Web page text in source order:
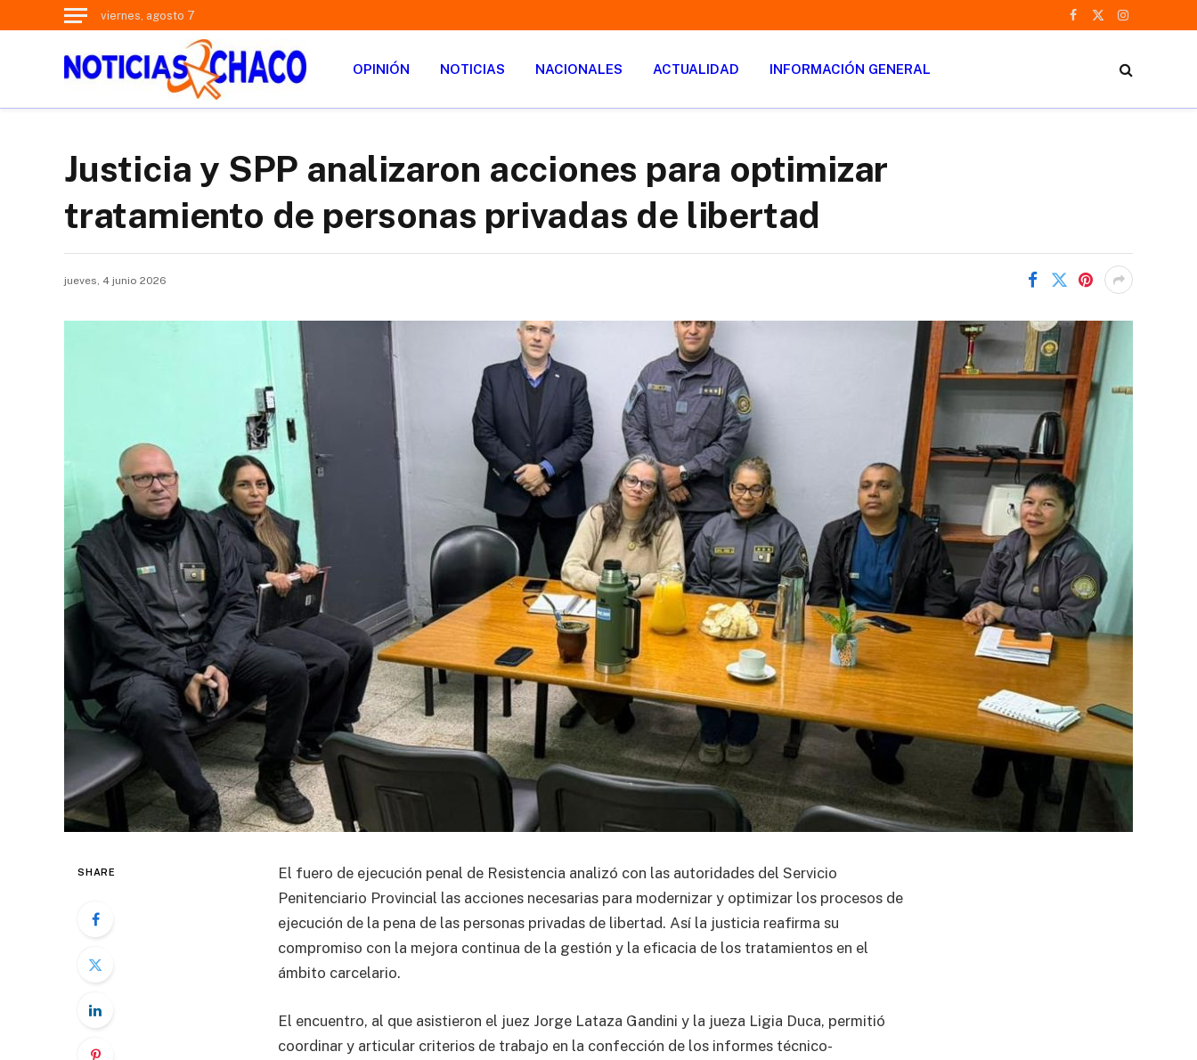
viernes, agosto 7
Facebook
X
Instagram
OPINIÓN NOTICIAS NACIONALES ACTUALIDAD INFORMACIÓN GENERAL
Justicia y SPP analizaron acciones para optimizar
tratamiento de personas privadas de libertad
jueves, 4 junio 2026
SHARE
El fuero de ejecución penal de Resistencia analizó con las autoridades del Servicio
Penitenciario Provincial las acciones necesarias para modernizar y optimizar los procesos de
ejecución de la pena de las personas privadas de libertad. Así la justicia reafirma su
compromiso con la mejora continua de la gestión y la eficacia de los tratamientos en el
ámbito carcelario.
El encuentro, al que asistieron el juez Jorge Lataza Gandini y la jueza Ligia Duca, permitió
coordinar y articular criterios de trabajo en la confección de los informes técnico-